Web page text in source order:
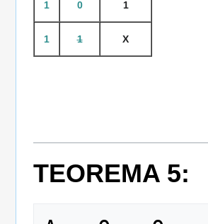
1 0 1
1 1 X
TEOREMA 5: